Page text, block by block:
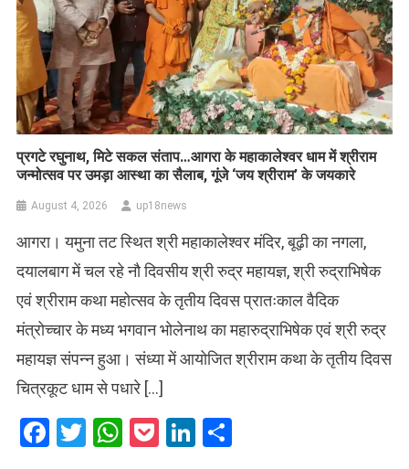
प्रगटे रघुनाथ, मिटे सकल संताप…आगरा के महाकालेश्वर धाम में श्रीराम
जन्मोत्सव पर उमड़ा आस्था का सैलाब, गूंजे ‘जय श्रीराम’ के जयकारे
August 4, 2026 up18news
आगरा। यमुना तट स्थित श्री महाकालेश्वर मंदिर, बूढ़ी का नगला,
दयालबाग में चल रहे नौ दिवसीय श्री रुद्र महायज्ञ, श्री रुद्राभिषेक
एवं श्रीराम कथा महोत्सव के तृतीय दिवस प्रातःकाल वैदिक
मंत्रोच्चार के मध्य भगवान भोलेनाथ का महारुद्राभिषेक एवं श्री रुद्र
महायज्ञ संपन्न हुआ। संध्या में आयोजित श्रीराम कथा के तृतीय दिवस
चित्रकूट धाम से पधारे […]
Facebook
Twitter
WhatsApp
PocketLinkedIn